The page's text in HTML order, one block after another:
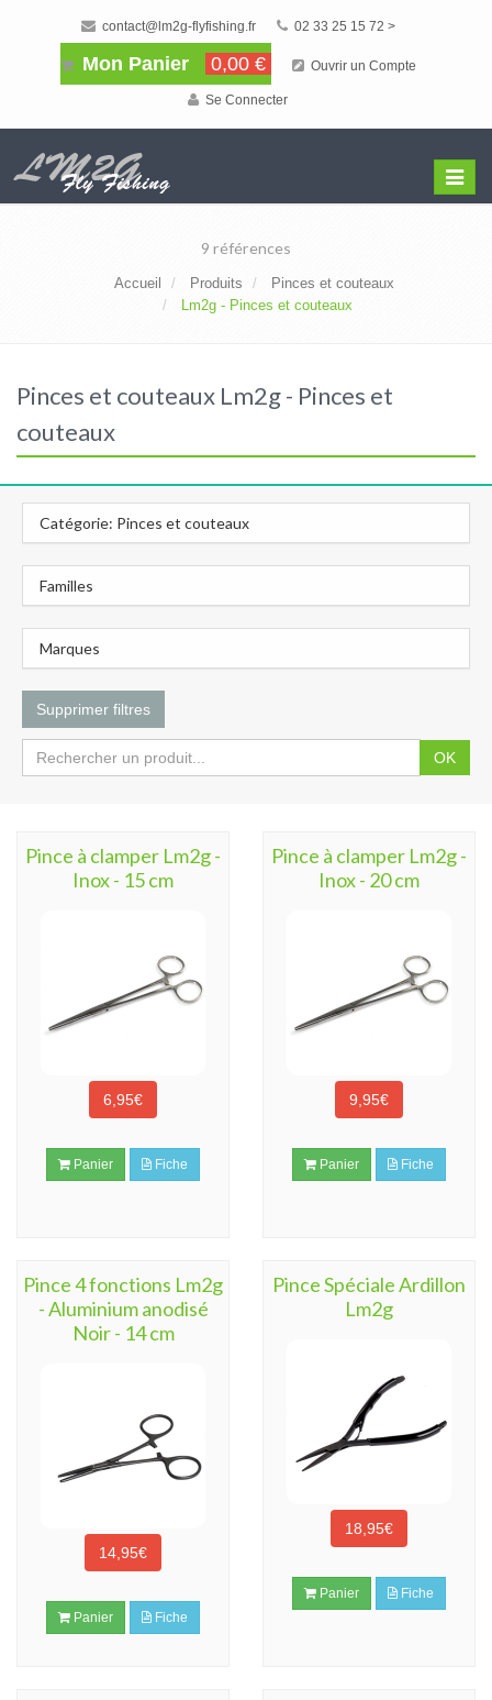
contact@lm2g-flyfishing.fr 02 33 25 15 72 >
Mon Panier 0,00 € Ouvrir un Compte
Se Connecter
Menu
9 références
Accueil Produits
Pinces et couteaux
Lm2g - Pinces et couteaux
Pinces et couteaux Lm2g - Pinces et
couteaux
Catégorie: Pinces et couteaux
Familles
Marques
Supprimer filtres
OK
Pince à clamper Lm2g -
Inox - 15 cm
6,95€
Panier Fiche
Pince à clamper Lm2g -
Inox - 20 cm
9,95€
Panier Fiche
Pince 4 fonctions Lm2g
- Aluminium anodisé
Noir - 14 cm
14,95€
Panier Fiche
Pince Spéciale Ardillon
Lm2g
18,95€
Panier Fiche